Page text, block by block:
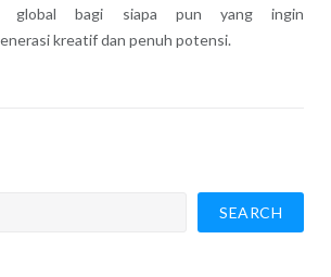
global bagi siapa pun yang ingin
kreatif dan penuh potensi.
SEARCH